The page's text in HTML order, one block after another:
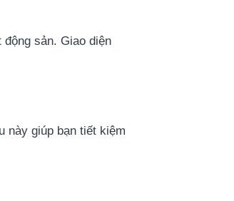
sản. Giao diện
này giúp bạn tiết kiệm